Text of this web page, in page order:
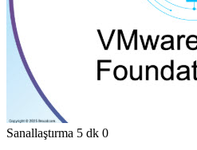
Sanallaştırma 5 dk 0